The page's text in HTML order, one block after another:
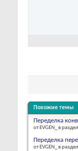
Похожие темы
Переделка
от EVGEN_ в
Переделка
от EVGEN_ в